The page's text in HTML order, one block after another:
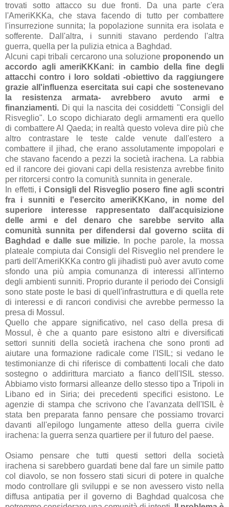
trovati sotto attacco su due fronti. Da una parte c'era
l'AmeriKKKa, che stava facendo di tutto per combattere
l'insurrezione sunnita; la popolazione sunnita era isolata e
sofferente. Dall'altra, i sunniti stavano perdendo l'altra
guerra, quella per la pulizia etnica a Baghdad.
Alcuni capi tribali cercarono una soluzione proponendo un
accordo agli ameriKKKani: in cambio della fine degli
attacchi contro i loro soldati -obiettivo da raggiungere
grazie all'influenza esercitata sui capi che sostenevano
la resistenza armata- avrebbero avuto armi e
finanziamenti. Di qui la nascita dei cosiddetti "Consigli del
Risveglio". Lo scopo dichiarato degli armamenti era quello
di combattere Al Qaeda; in realtà questo voleva dire più che
altro contrastare le teste calde venute dall'estero a
combattere il jihad, che erano assolutamente impopolari e
che stavano facendo a pezzi la società irachena. La rabbia
ed il rancore dei giovani capi della resistenza avrebbe finito
per ritorcersi contro la comunità sunnita in generale.
In effetti, i Consigli del Risveglio posero fine agli scontri
fra i sunniti e l'esercito ameriKKKano, in nome del
superiore interesse rappresentato dall'acquisizione
delle armi e del denaro che sarebbe servito alla
comunità sunnita per difendersi dal governo sciita di
Baghdad e dalle sue milizie. In poche parole, la mossa
plateale compiuta dai Consigli del Risveglio nel prendere le
parti dell'AmeriKKKa contro gli jihadisti può aver avuto come
sfondo una più ampia comunanza di interessi all'interno
degli ambienti sunniti. Proprio durante il periodo dei Consigli
sono state poste le basi di quell'infrastruttura e di quella rete
di interessi e di rancori condivisi che avrebbe permesso la
presa di Mossul.
Quello che appare significativo, nel caso della presa di
Mossul, è che a quanto pare esistono altri e diversificati
settori sunniti della società irachena che sono pronti ad
aiutare una formazione radicale come l'ISIL; si vedano le
testimonianze di chi riferisce di combattenti locali che dato
sostegno o addirittura marciato a fianco dell'ISIL stesso.
Abbiamo visto formarsi alleanze dello stesso tipo a Tripoli in
Libano ed in Siria; dei precedenti specifici esistono. Le
agenzie di stampa che scrivono che l'avanzata dell'ISIL è
stata ben preparata fanno pensare che possiamo trovarci
davanti all'epilogo lungamente atteso della guerra civile
irachena: la guerra senza quartiere per il futuro del paese.
Osiamo pensare che tutti questi settori della società
irachena si sarebbero guardati bene dal fare un simile patto
col diavolo, se non fossero stati sicuri di potere in qualche
modo controllare gli sviluppi e se non avessero visto nella
diffusa antipatia per il governo di Baghdad qualcosa che